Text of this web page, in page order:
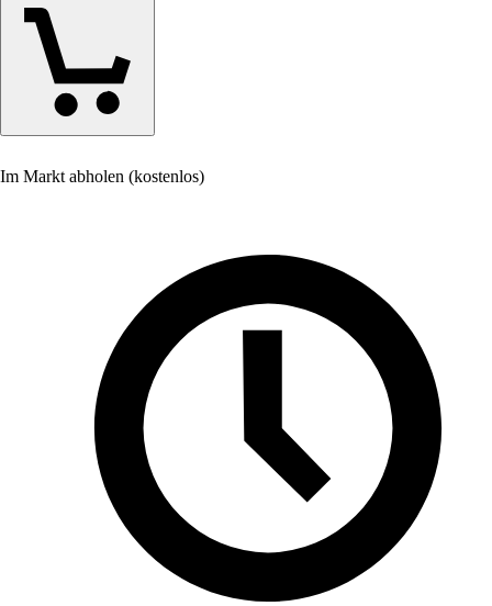
Im Markt abholen (kostenlos)